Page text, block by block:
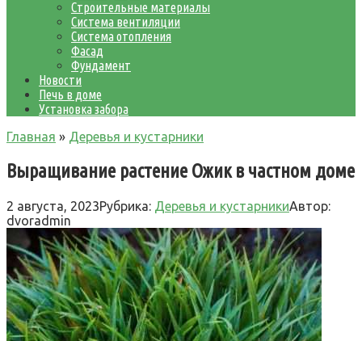
Строительные материалы
Система вентиляции
Система отопления
Фасад
Фундамент
Новости
Печь в доме
Установка забора
Главная » Деревья и кустарники
Выращивание растение Ожик в частном доме
2 августа, 2023Рубрика: Деревья и кустарникиАвтор:
dvoradmin